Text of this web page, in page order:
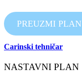
PREUZMI PLAN
Carinski tehničar
NASTAVNI PLAN